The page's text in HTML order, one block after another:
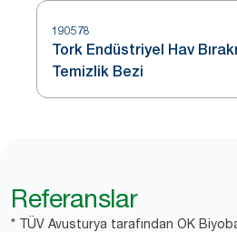
190578
Tork Endüstriyel Hav
Temizlik Bezi
Referanslar
* TÜV Avusturya tarafından OK